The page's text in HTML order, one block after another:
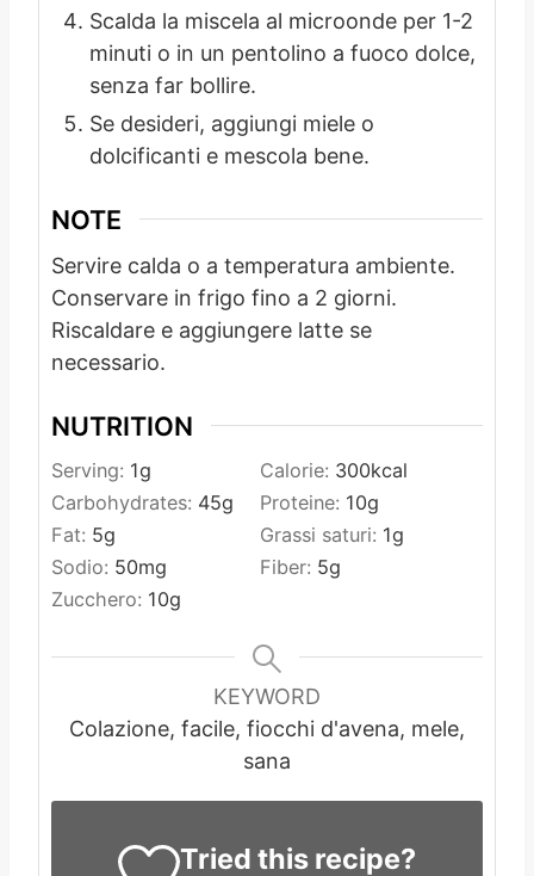
Scalda la miscela al microonde per 1-2
minuti o in un pentolino a fuoco dolce,
senza far bollire.
Se desideri, aggiungi miele o
dolcificanti e mescola bene.
NOTE
Servire calda o a temperatura ambiente.
Conservare in frigo fino a 2 giorni.
Riscaldare e aggiungere latte se
necessario.
NUTRITION
Serving: 1g Calorie: 300kcal
Carbohydrates: 45g Proteine: 10g
Fat: 5g Grassi saturi: 1g
Sodio: 50mg Fiber: 5g
Zucchero: 10g
KEYWORD
Colazione, facile, fiocchi d'avena, mele,
sana
Tried this recipe?